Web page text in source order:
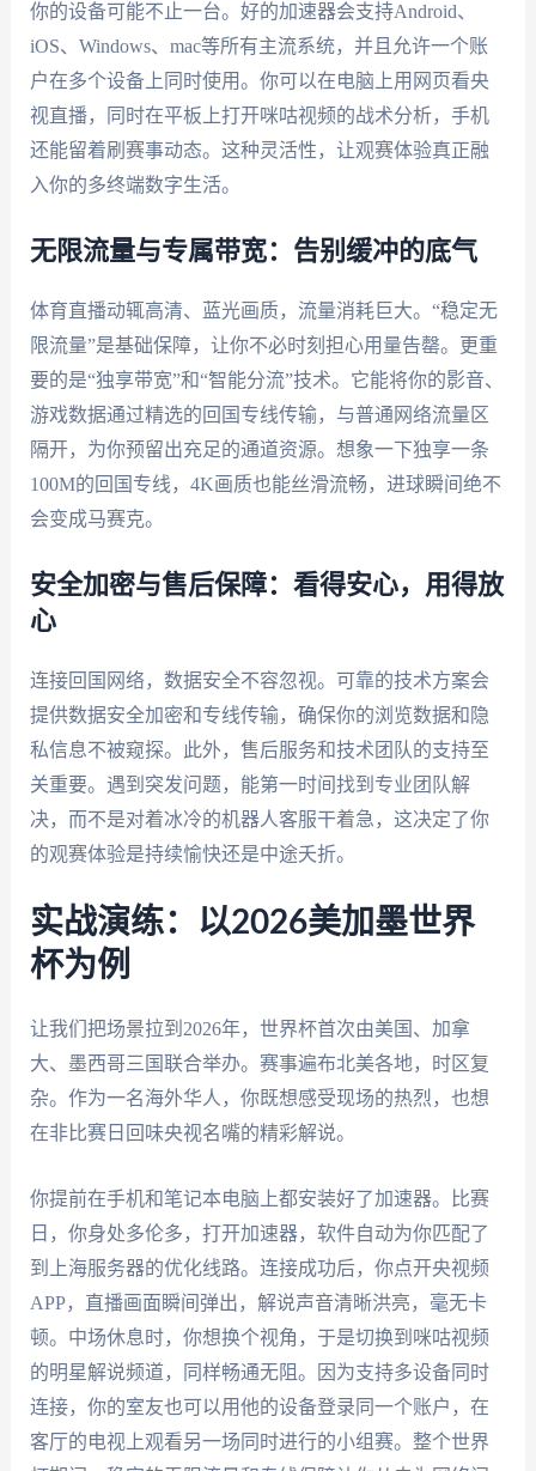
你的设备可能不止一台。好的加速器会支持Android、
iOS、Windows、mac等所有主流系统，并且允许一个账
户在多个设备上同时使用。你可以在电脑上用网页看央
视直播，同时在平板上打开咪咕视频的战术分析，手机
还能留着刷赛事动态。这种灵活性，让观赛体验真正融
入你的多终端数字生活。
无限流量与专属带宽：告别缓冲的底气
体育直播动辄高清、蓝光画质，流量消耗巨大。“稳定无
限流量”是基础保障，让你不必时刻担心用量告罄。更重
要的是“独享带宽”和“智能分流”技术。它能将你的影音、
游戏数据通过精选的回国专线传输，与普通网络流量区
隔开，为你预留出充足的通道资源。想象一下独享一条
100M的回国专线，4K画质也能丝滑流畅，进球瞬间绝不
会变成马赛克。
安全加密与售后保障：看得安心，用得放
心
连接回国网络，数据安全不容忽视。可靠的技术方案会
提供数据安全加密和专线传输，确保你的浏览数据和隐
私信息不被窥探。此外，售后服务和技术团队的支持至
关重要。遇到突发问题，能第一时间找到专业团队解
决，而不是对着冰冷的机器人客服干着急，这决定了你
的观赛体验是持续愉快还是中途夭折。
实战演练：以2026美加墨世界
杯为例
让我们把场景拉到2026年，世界杯首次由美国、加拿
大、墨西哥三国联合举办。赛事遍布北美各地，时区复
杂。作为一名海外华人，你既想感受现场的热烈，也想
在非比赛日回味央视名嘴的精彩解说。
你提前在手机和笔记本电脑上都安装好了加速器。比赛
日，你身处多伦多，打开加速器，软件自动为你匹配了
到上海服务器的优化线路。连接成功后，你点开央视频
APP，直播画面瞬间弹出，解说声音清晰洪亮，毫无卡
顿。中场休息时，你想换个视角，于是切换到咪咕视频
的明星解说频道，同样畅通无阻。因为支持多设备同时
连接，你的室友也可以用他的设备登录同一个账户，在
客厅的电视上观看另一场同时进行的小组赛。整个世界